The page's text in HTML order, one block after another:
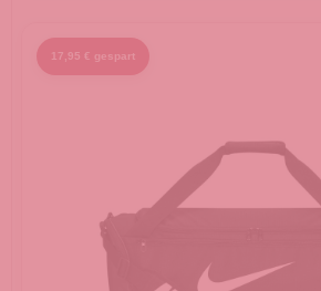
17,95 € gespart